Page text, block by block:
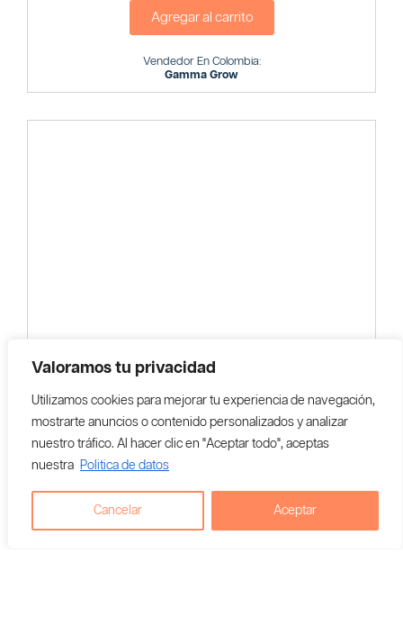
Valoramos tu privacidad
Utilizamos cookies para mejorar tu experiencia de navegación,
mostrarte anuncios o contenido personalizados y analizar
nuestro tráfico. Al hacer clic en "Aceptar todo", aceptas
nuestra Politica de datos
Cancelar Aceptar
Agregar al carrito
Vendedor En Colombia:
Gamma Grow